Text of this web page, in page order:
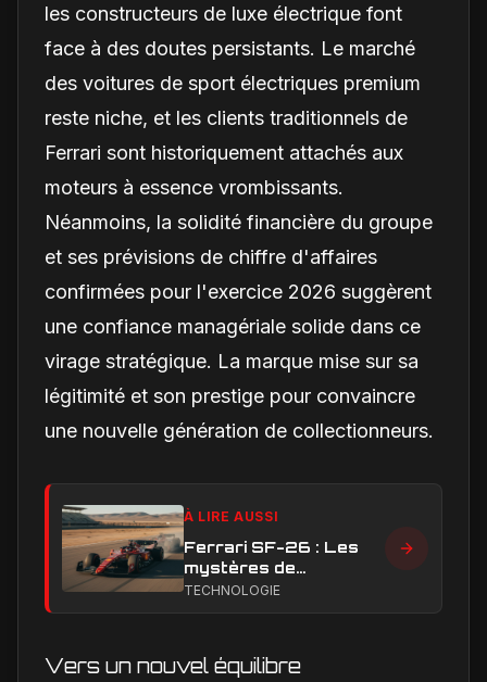
les constructeurs de luxe électrique font
face à des doutes persistants. Le marché
des voitures de sport électriques premium
reste niche, et les clients traditionnels de
Ferrari sont historiquement attachés aux
moteurs à essence vrombissants.
Néanmoins, la solidité financière du groupe
et ses prévisions de chiffre d'affaires
confirmées pour l'exercice 2026 suggèrent
une confiance managériale solide dans ce
virage stratégique. La marque mise sur sa
légitimité et son prestige pour convaincre
une nouvelle génération de collectionneurs.
À LIRE AUSSI
Ferrari SF-26 : Les
mystères de
performance en ligne
TECHNOLOGIE
Vers un nouvel équilibre